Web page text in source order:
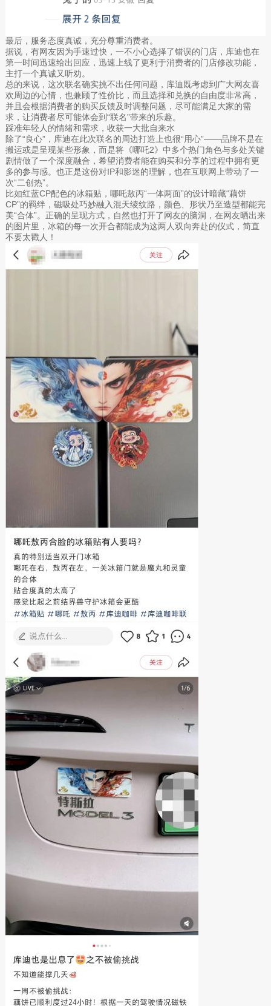
最后，服务态度真诚，充分尊重消费者。
据说，有网友因为手速过快，一不小心选择了错误的门店，库迪也在
第一时间迅速给出回应，迅速上线了更利于消费者的门店修改功能，
主打一个真诚又听劝。
总的来说，这次联名确实挑不出任何问题，库迪既考虑到广大网友喜
欢周边的心情，也兼顾了性价比，而且选择和兑换的自由度非常高，
并且会根据消费者的购买反馈及时调整问题，尽可能满足大家的需
求，让消费者尽可能体会到“联名”带来的乐趣。
踩准年轻人的情绪和需求，收获一大批自来水
除了“良心”，库迪在此次联名的周边打造上也很“用心”——品牌不是在
搬运或是呈现某些形象，而是将《哪吒2》中多个热门角色与多处关键
剧情做了一个深度融合，希望消费者能在购买和分享的过程中拥有更
多的参与感。也正是这份对IP和影迷的理解，也在互联网上带动了一
次“二创热”。
比如红蓝CP配色的冰箱贴，哪吒敖丙“一体两面”的设计暗藏“藕饼
CP”的羁绊，磁吸处巧妙融入混天绫纹路，颜色、形状乃至造型都能完
美“合体”。正确的呈现方式，自然也打开了网友的脑洞，在网友晒出来
的图片里，冰箱的每一次开合都能成为这两人双向奔赴的仪式，简直
不要太戳人！